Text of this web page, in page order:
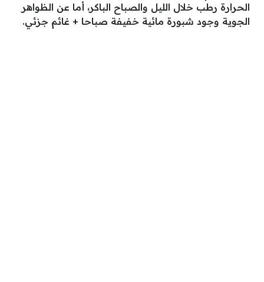
الحرارة رطب خلال الليل والصباح الباكر، أما عن الظواهر
الجوية وجود شبورة مائية خفيفة صباحا + غائم جزئي.